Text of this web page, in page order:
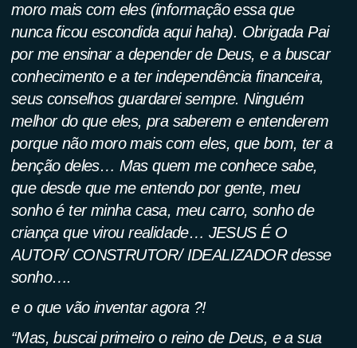
moro mais com eles (informação essa que
nunca ficou escondida aqui haha). Obrigada Pai
por me ensinar a depender de Deus, e a buscar
conhecimento e a ter independência financeira,
seus conselhos guardarei sempre. Ninguém
melhor do que eles, pra saberem e entenderem
porque não moro mais com eles, que bom, ter a
benção deles… Mas quem me conhece sabe,
que desde que me entendo por gente, meu
sonho é ter minha casa, meu carro, sonho de
criança que virou realidade… JESUS É O
AUTOR/ CONSTRUTOR/ IDEALIZADOR desse
sonho….
e o que vão inventar agora ?!
“Mas, buscai primeiro o reino de Deus, e a sua